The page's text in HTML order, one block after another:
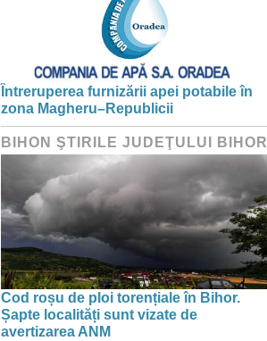
Întreruperea furnizării apei potabile în
zona Magheru–Republicii
BIHON ŞTIRILE JUDEŢULUI BIHOR
Cod roșu de ploi torențiale în Bihor.
Șapte localități sunt vizate de
avertizarea ANM